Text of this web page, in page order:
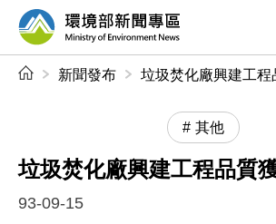
前往中央內容區塊
環境部新聞專區
新聞發布 垃圾焚化廠興建工程
其他
垃圾焚化廠興建工程品質
93-09-15